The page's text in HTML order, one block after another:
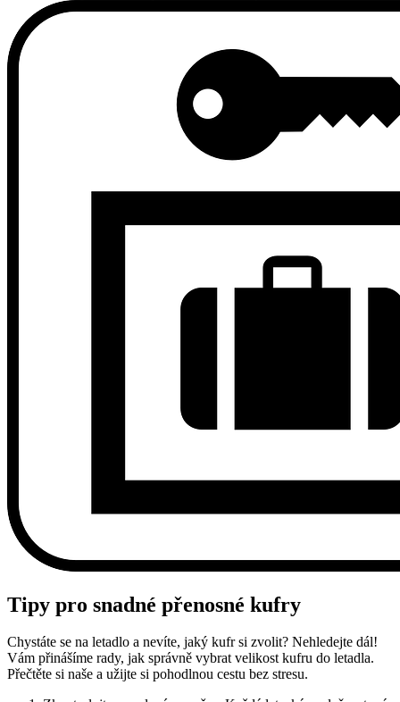
Tipy pro snadné přenosné kufry
Chystáte se na letadlo a nevíte, jaký kufr si zvolit? Nehledejte dál!
Vám přinášíme rady, jak správně vybrat velikost kufru do letadla.
Přečtěte si naše a užijte si pohodlnou cestu bez stresu.